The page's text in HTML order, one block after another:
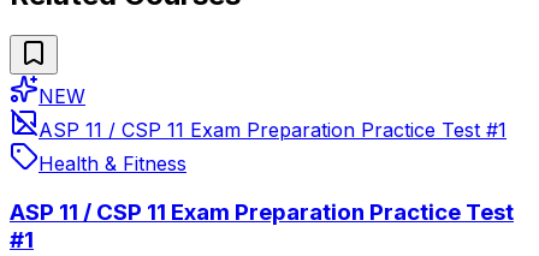
NEW
ASP 11 / CSP 11 Exam Preparation Practice Test #1
Health & Fitness
ASP 11 / CSP 11 Exam Preparation Practice Test
#1